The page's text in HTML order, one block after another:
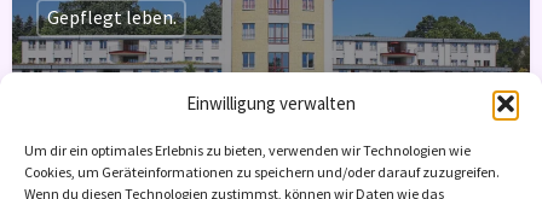
Einwilligung verwalten
Um dir ein optimales Erlebnis zu bieten, verwenden wir Technologien wie
Cookies, um Geräteinformationen zu speichern und/oder darauf zuzugreifen.
Wenn du diesen Technologien zustimmst, können wir Daten wie das
Nikolaiheim
Freie Kapazitäten: 4
Gepflegt leben.